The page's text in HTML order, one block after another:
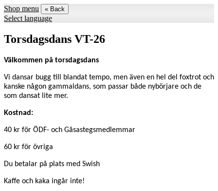
Shop menu « Back
Select language
Torsdagsdans VT-26
Välkommen på torsdagsdans
Vi dansar bugg till blandat tempo, men även en hel del foxtrot och
kanske någon gammaldans, som passar både nybörjare och de
som dansat lite mer.
Kostnad:
40 kr för ÖDF- och Gåsastegsmedlemmar
60 kr för övriga
Du betalar på plats med Swish
Kaffe och kaka ingår inte!